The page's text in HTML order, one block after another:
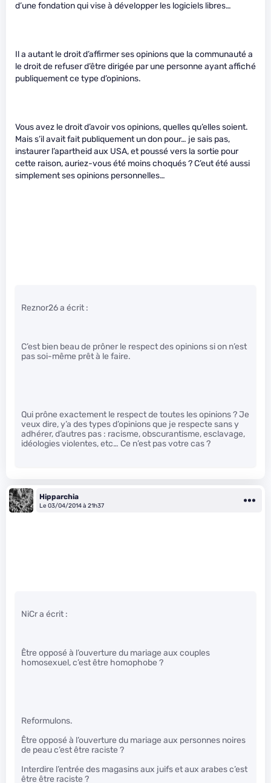
d’une fondation qui vise à développer les logiciels libres…
Il a autant le droit d’affirmer ses opinions que la communauté a
le droit de refuser d’être dirigée par une personne ayant affiché
publiquement ce type d’opinions.
Vous avez le droit d’avoir vos opinions, quelles qu’elles soient.
Mais s’il avait fait publiquement un don pour… je sais pas,
instaurer l’apartheid aux USA, et poussé vers la sortie pour
cette raison, auriez-vous été moins choqués ? C’eut été aussi
simplement ses opinions personnelles…
Reznor26 a écrit :
C’est bien beau de prôner le respect des opinions si on n’est
pas soi-même prêt à le faire.
Qui prône exactement le respect de toutes les opinions ? Je
veux dire, y’a des types d’opinions que je respecte sans y
adhérer, d’autres pas : racisme, obscurantisme, esclavage,
idéologies violentes, etc… Ce n’est pas votre cas ?
Hipparchia
Le 03/04/2014 à 21h37
NiCr a écrit :
Être opposé à l’ouverture du mariage aux couples
homosexuel, c’est être homophobe ?
Reformulons.
Être opposé à l’ouverture du mariage aux personnes noires
de peau c’est être raciste ?
Interdire l’entrée des magasins aux juifs et aux arabes c’est
être être raciste ?